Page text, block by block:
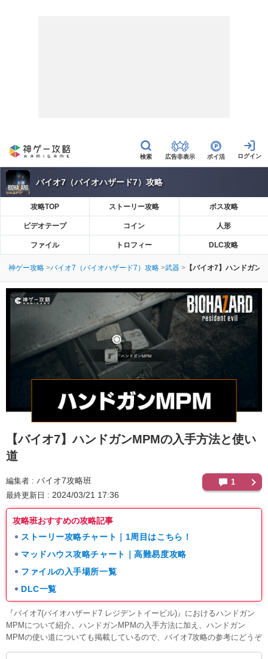
広告非表示 ポイ活
バイオ7（バイオハザード7）攻略
攻略TOP ストーリー攻略 ボス攻略
ビデオテープ コイン 人形
ファイル トロフィー DLC攻略
神ゲー攻略 バイオ7（バイオハザード7）攻略 武器 【バイオ7】ハンドガン
【バイオ7】ハンドガンMPMの入手方法と使い
道
編集者 バイオ7攻略班
最終更新日 2024/03/21 17:36
1
攻略班おすすめの攻略記事
ストーリー攻略チャート｜1周目はこちら！
マッドハウス攻略チャート｜高難易度攻略
ファイルの入手場所一覧
DLC一覧
『バイオ7(バイオハザード7 レジデントイービル)』におけるハンドガン
MPMについて紹介。ハンドガンMPMの入手方法に加え、ハンドガン
MPMの使い道についても掲載しているので、バイオ7攻略の参考にどうぞ